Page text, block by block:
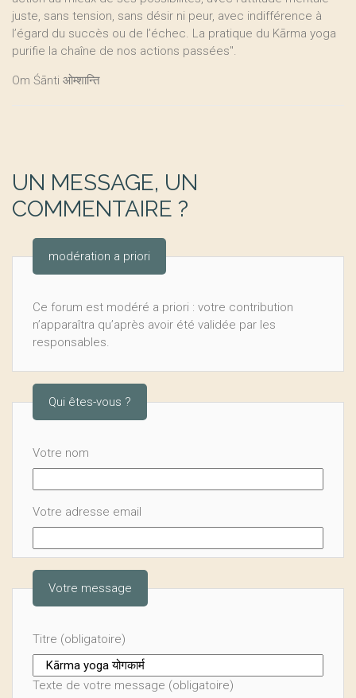
juste, sans tension, sans désir ni peur, avec indifférence à
l’égard du succès ou de l’échec. La pratique du Kārma yoga
purifie la chaîne de nos actions passées".
Om Śānti ओम्शान्ति
UN MESSAGE, UN
COMMENTAIRE ?
modération a priori
Ce forum est modéré a priori : votre contribution
n’apparaîtra qu’après avoir été validée par les
responsables.
Qui êtes-vous ?
Votre nom
Votre adresse email
Votre message
Titre (obligatoire)
Texte de votre message (obligatoire)